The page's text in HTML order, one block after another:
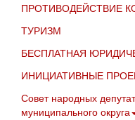
ПРОТИВОДЕЙСТВИЕ
ТУРИЗМ
БЕСПЛАТНАЯ
ИНИЦИАТИВНЫЕ
Совет народных
муниципального округа